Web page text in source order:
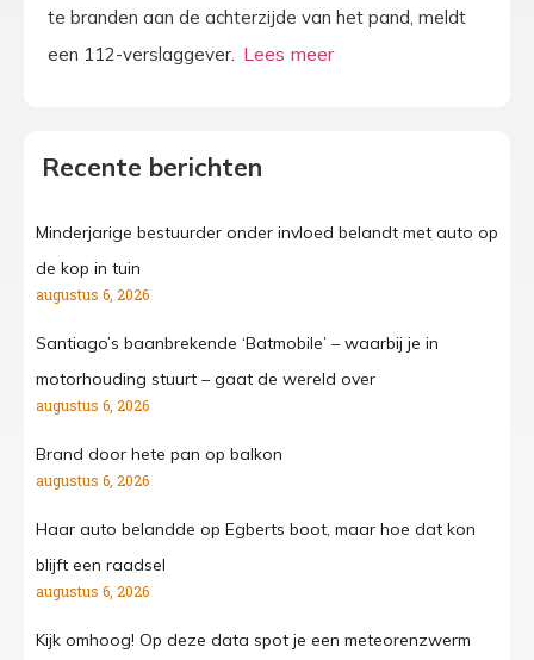
te branden aan de achterzijde van het pand, meldt
een 112-verslaggever.
Recente berichten
Minderjarige bestuurder onder invloed belandt met auto op
de kop in tuin
augustus 6, 2026
Santiago’s baanbrekende ‘Batmobile’ – waarbij je in
motorhouding stuurt – gaat de wereld over
augustus 6, 2026
Brand door hete pan op balkon
augustus 6, 2026
Haar auto belandde op Egberts boot, maar hoe dat kon
blijft een raadsel
augustus 6, 2026
Kijk omhoog! Op deze data spot je een meteorenzwerm